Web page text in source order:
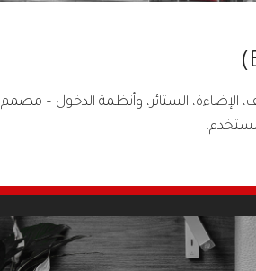
الإضاءة، الستائر، وأنظمة الدخول – مصمم